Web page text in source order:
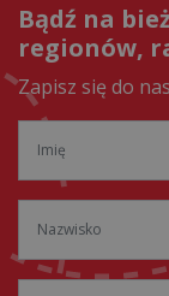
Bądź na
regionów,
Zapisz się do